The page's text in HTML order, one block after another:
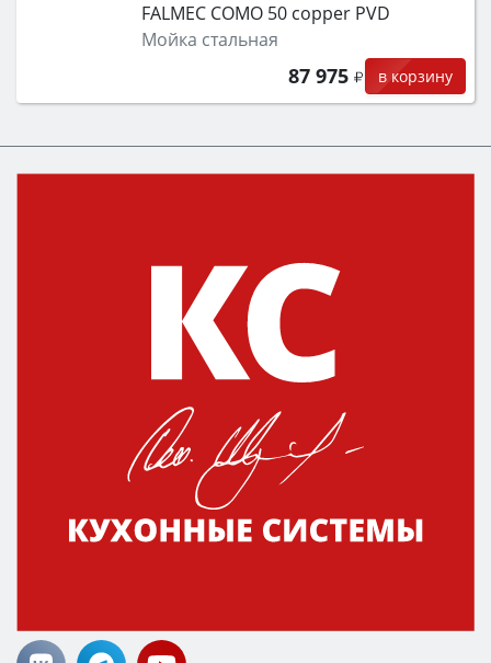
FALMEC COMO 50 copper PVD
Мойка стальная
87 975 в корзину